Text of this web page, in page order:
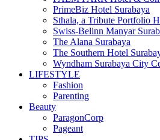
PrimeBiz Hotel Surabaya
Sthala, a Tribute Portfolio
Swiss-Belinn Manyar
The Alana Surabaya
The Southern Hotel
Wyndham Surabaya City
LIFESTYLE
Fashion
Parenting
Beauty
ParagonCorp
Pageant